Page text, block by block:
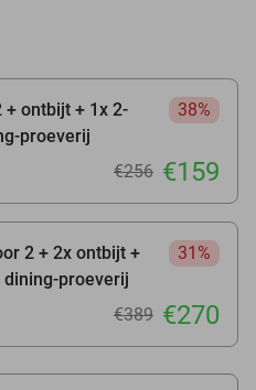
+ ontbijt + 1x 2-
proeverij
38%
€256 €159
2 + 2x ontbijt +
dining-proeverij
31%
€389 €270